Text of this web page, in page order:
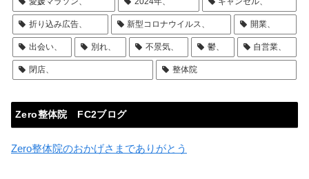
折り込み広告、 新型コロナウイルス、 開業、
出会い、 別れ、 不景気、 鬱、 自営業、
閉店、 整体院
Zero整体院 FC2ブログ
Zero整体院のおかげさまでありがとう